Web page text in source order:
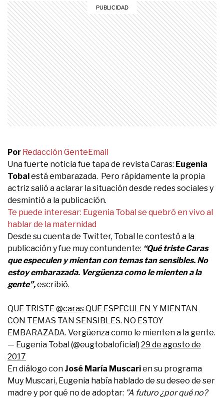
Por Redacción GenteEmail
Una fuerte noticia fue tapa de revista Caras: Eugenia
Tobalestá embarazada. Pero rápidamente la propia
actriz salió a aclarar la situación desde redes sociales y
desmintió a la publicación.
Te puede interesar: Eugenia Tobal se quebró en vivo al
hablar de la maternidad
Desde su cuenta de Twitter, Tobal le contestó a la
publicación y fue muy contundente: “Qué triste Caras
que especulen y mientan con temas tan sensibles. No
estoy embarazada. Vergüenza como le mienten a la
gente”,escribió.
QUE TRISTE @carasQUE ESPECULEN Y MIENTAN
CON TEMAS TAN SENSIBLES. NO ESTOY
EMBARAZADA. Vergüenza como le mienten a la gente.
— Eugenia Tobal (@eugtobaloficial) 29 de agosto de
2017
En diálogo con José María Muscarien su programa
Muy Muscari, Eugenia había hablado de su deseo de ser
madre y por qué no de adoptar: "A futuro ¿por qué no?